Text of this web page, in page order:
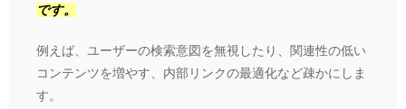
です。
例えば、ユーザーの検索意図を無視したり、関連性の低い
コンテンツを増やす、内部リンクの最適化など疎かにしま
す。